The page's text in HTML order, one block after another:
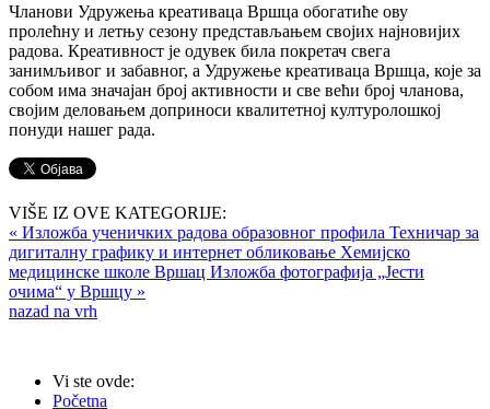
Чланови Удружења креативаца Вршца обогатиће ову
пролећну и летњу сезону представљањем својих најновијих
радова. Креативност је одувек била покретач свега
занимљивог и забавног, а Удружење креативаца Вршца, које за
собом има значајан број активности и све већи број чланова,
својим деловањем доприноси квалитетној културолошкој
понуди нашег рада.
VIŠE IZ OVE KATEGORIJE:
« Изложба ученичких радова образовног профила Техничар за
дигиталну графику и интернет обликовање Хемијско
медицинске школе Вршац Изложба фотографија „Јести
очима“ у Вршцу »
nazad na vrh
Vi ste ovde:
Početna